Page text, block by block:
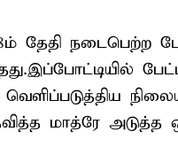
தேதி நடைபெற்ற
மாத்ரே அடுத்த